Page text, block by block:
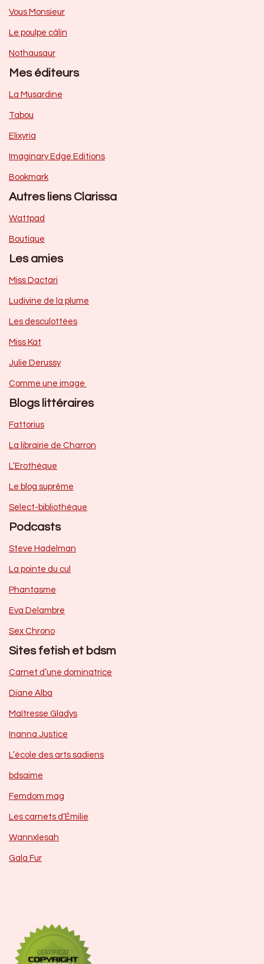
Vous Monsieur
Le poulpe câlin
Nothausaur
Mes éditeurs
La Musardine
Tabou
Elixyria
Imaginary Edge Editions
Bookmark
Autres liens Clarissa
Wattpad
Boutique
Les amies
Miss Dactari
Ludivine de la plume
Les desculottées
Miss Kat
Julie Derussy
Comme une image
Blogs littéraires
Fattorius
La librairie de Charron
L’Erothèque
Le blog suprême
Select-bibliothèque
Podcasts
Steve Hadelman
La pointe du cul
Phantasme
Eva Delambre
Sex Chrono
Sites fetish et bdsm
Carnet d’une dominatrice
Diane Alba
Maîtresse Gladys
Inanna Justice
L’école des arts sadiens
bdsaime
Femdom mag
Les carnets d’Émilie
Wannxlesah
Gala Fur